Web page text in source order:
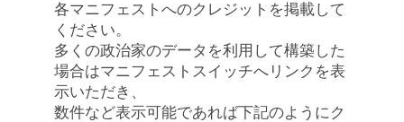
各マニフェストへのクレジットを掲載して
ください。
多くの政治家のデータを利用して構築した
場合はマニフェストスイッチへリンクを表
示いただき、
数件など表示可能であれば下記のようにク